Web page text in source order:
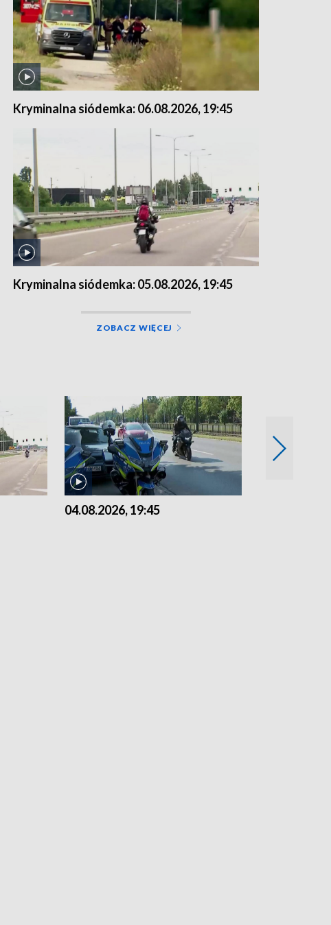
Kryminalna siódemka: 06.08.2026, 19:45
Kryminalna siódemka: 05.08.2026, 19:45
ZOBACZ WIĘCEJ
04.08.2026, 19:45